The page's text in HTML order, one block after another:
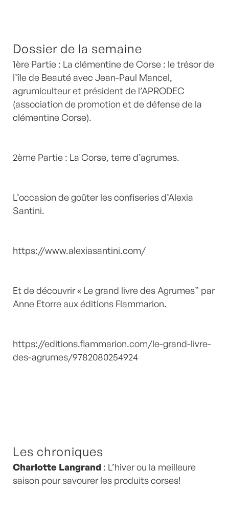
Dossier de la semaine
1ère Partie : La clémentine de Corse : le trésor de
l’île de Beauté avec Jean-Paul Mancel,
agrumiculteur et président de l’APRODEC
(association de promotion et de défense de la
clémentine Corse).
2ème Partie : La Corse, terre d’agrumes.
L’occasion de goûter les confiseries d’Alexia
Santini.
https://www.alexiasantini.com/
Et de découvrir « Le grand livre des Agrumes” par
Anne Etorre aux éditions Flammarion.
https://editions.flammarion.com/le-grand-livre-
des-agrumes/9782080254924
Les chroniques
Charlotte Langrand : L’hiver ou la meilleure
saison pour savourer les produits corses!